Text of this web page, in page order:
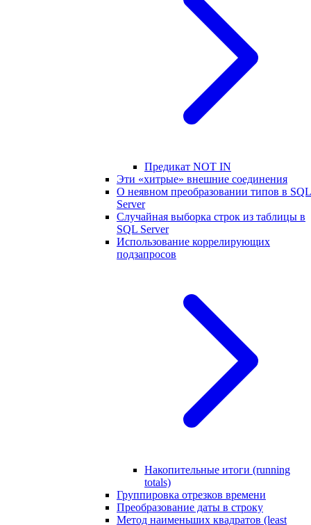
Предикат NOT IN
Эти «хитрые» внешние соединения
О неявном преобразовании типов в SQL
Server
Случайная выборка строк из таблицы в
SQL Server
Использование коррелирующих
подзапросов
Накопительные итоги (running
totals)
Группировка отрезков времени
Преобразование даты в строку
Метод наименьших квадратов (least